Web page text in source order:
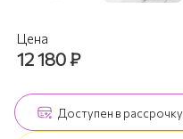
Цена
12 180₽
Доступен в рассрочку